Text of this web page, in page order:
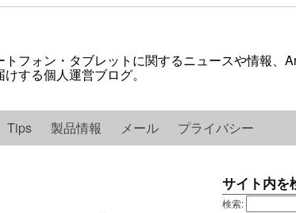
フォン・タブレットに関するニュースや情報、
する個人運営ブログ。
Tips 製品情報 メール プライバシー
サイト内を
検索: